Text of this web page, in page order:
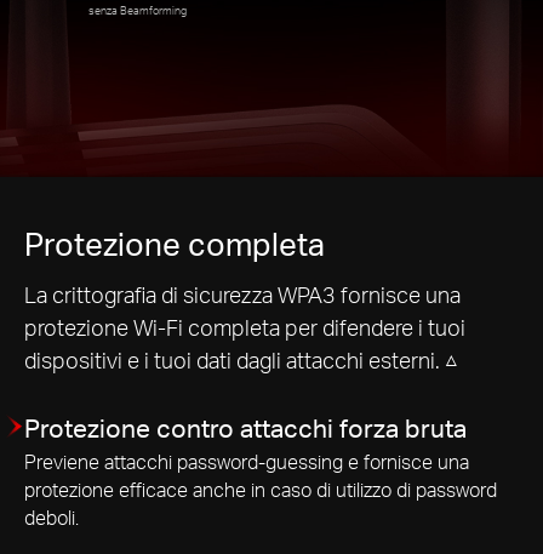
senza Beamforming
Protezione completa
La crittografia di sicurezza WPA3 fornisce una
protezione Wi-Fi completa per difendere i tuoi
dispositivi e i tuoi dati dagli attacchi esterni. △
Protezione contro attacchi forza bruta
Previene attacchi password-guessing e fornisce una
protezione efficace anche in caso di utilizzo di password
deboli.